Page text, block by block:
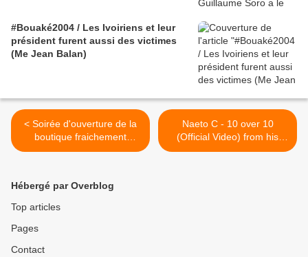
#Bouaké2004 / Les Ivoiriens et leur
président furent aussi des victimes
(Me Jean Balan)
< Soirée d'ouverture de la
boutique fraichement
relooké de Sankina M'Sa
Naeto C - 10 over 10
(Official Video) from his
Album Super C Season >
Hébergé par Overblog
Top articles
Pages
Contact